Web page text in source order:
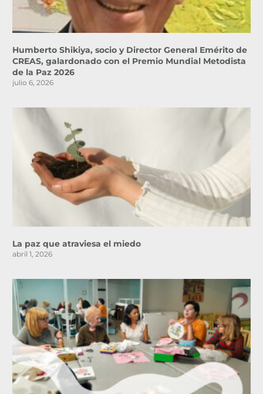
Humberto Shikiya, socio y Director General Emérito de
CREAS, galardonado con el Premio Mundial Metodista
de la Paz 2026
julio 6, 2026
La paz que atraviesa el miedo
abril 1, 2026